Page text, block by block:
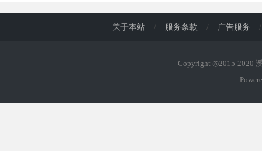
关于本站 / 服务条款 / 广告服务 /
Copyright ◎2015-2020